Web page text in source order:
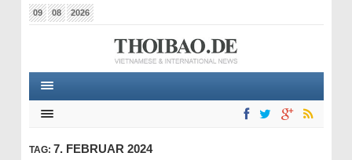
09 08 2026
TAG: 7. FEBRUAR 2024